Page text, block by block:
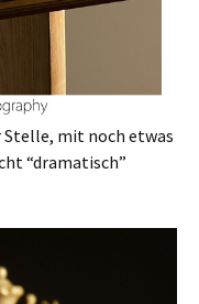
Stelle, mit noch etwas
“dramatisch”